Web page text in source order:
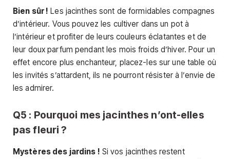
Bien sûr ! Les jacinthes sont de formidables compagnes
d’intérieur. Vous pouvez les cultiver dans un pot à
l’intérieur et profiter de leurs couleurs éclatantes et de
leur doux parfum pendant les mois froids d’hiver. Pour un
effet encore plus enchanteur, placez-les sur une table où
les invités s’attardent, ils ne pourront résister à l’envie de
les admirer.
Q5 : Pourquoi mes jacinthes n’ont-elles
pas fleuri ?
Mystères des jardins ! Si vos jacinthes restent